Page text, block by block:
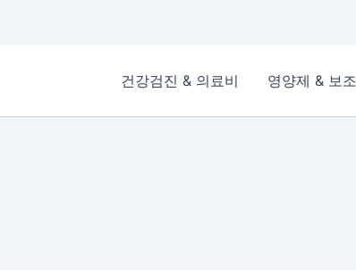
건강검진 & 의료비 영양제 & 보